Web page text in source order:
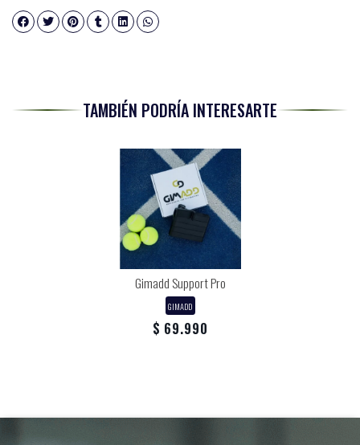
TAMBIÉN PODRÍA INTERESARTE
Gimadd Support Pro
GIMADD
$ 69.990